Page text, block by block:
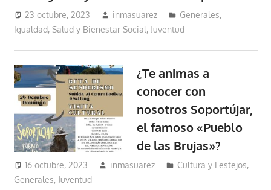
23 octubre, 2023 inmasuarez Generales,
Igualdad, Salud y Bienestar Social, Juventud
¿Te animas a
conocer con
nosotros Soportújar,
el famoso «Pueblo
de las Brujas»?
16 octubre, 2023 inmasuarez Cultura y Festejos,
Generales, Juventud